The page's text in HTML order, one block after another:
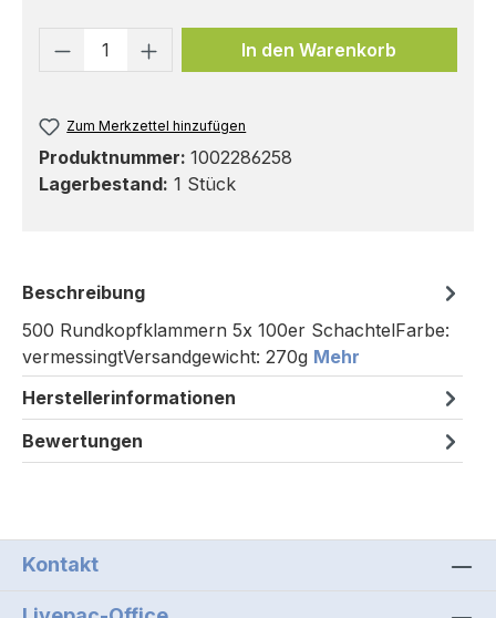
Produkt Anzahl: Gib den
In den Warenkorb
Zum Merkzettel hinzufügen
Produktnummer: 1002286258
Lagerbestand: 1 Stück
Beschreibung
500 Rundkopfklammern 5x 100er SchachtelFarbe:
vermessingtVersandgewicht: 270g Mehr
Herstellerinformationen
Bewertungen
Kontakt